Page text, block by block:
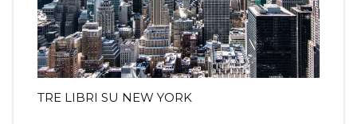
TRE LIBRI SU NEW YORK